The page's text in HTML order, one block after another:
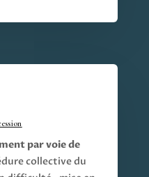
par voie de
collective du